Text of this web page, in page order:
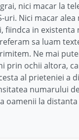
nici macar la
uri. Nici macar
fiindca in existenta
sa luam
Ne mai
prin ochii altora,
al prieteniei a
numarului
oamenii la